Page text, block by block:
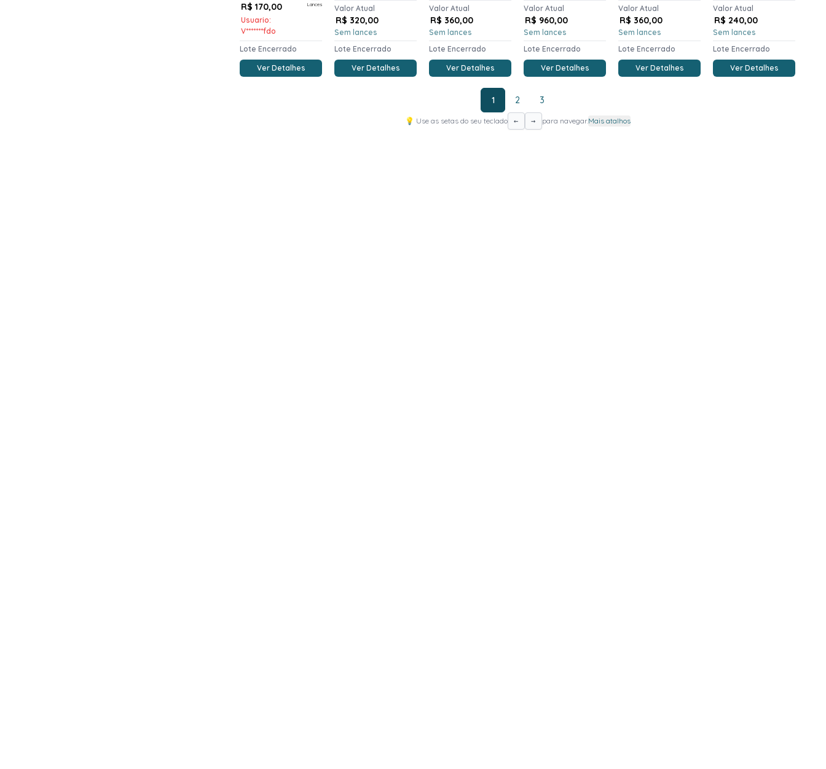
R$ 170,00
Usuario:
V*******fdo
Lances
Lote Encerrado
Ver Detalhes
Valor Atual
R$ 320,00
Sem lances
Lote Encerrado
Ver Detalhes
Valor Atual
R$ 360,00
Sem lances
Lote Encerrado
Ver Detalhes
Valor Atual
R$ 960,00
Sem lances
Lote Encerrado
Ver Detalhes
Valor Atual
R$ 360,00
Sem lances
Lote Encerrado
Ver Detalhes
Valor Atual
R$ 240,00
Sem lances
Lote Encerrado
Ver Detalhes
1 2 3
💡 Use as setas do seu teclado ← → para navegar.Mais atalhos